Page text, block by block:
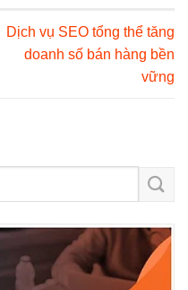
Dịch vụ SEO tổng thể tăng
doanh số bán hàng bền
vững